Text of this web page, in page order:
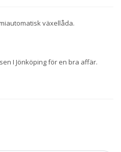
växellåda.
I Jönköping för en bra affär.